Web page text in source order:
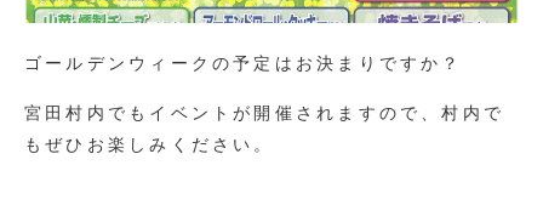
ゴールデンウィークの予定はお決まりですか？
宮田村内でもイベントが開催されますので、村内で
もぜひお楽しみください。